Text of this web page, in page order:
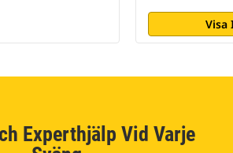
Visa
Experthjälp Vid Varje